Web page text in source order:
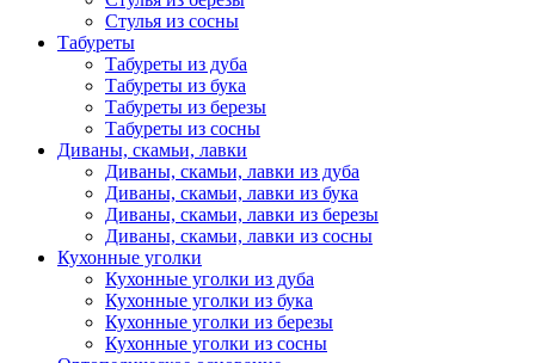
Стулья из сосны
Табуреты
Табуреты из дуба
Табуреты из бука
Табуреты из березы
Табуреты из сосны
Диваны, скамьи, лавки
Диваны, скамьи, лавки из дуба
Диваны, скамьи, лавки из бука
Диваны, скамьи, лавки из березы
Диваны, скамьи, лавки из сосны
Кухонные уголки
Кухонные уголки из дуба
Кухонные уголки из бука
Кухонные уголки из березы
Кухонные уголки из сосны